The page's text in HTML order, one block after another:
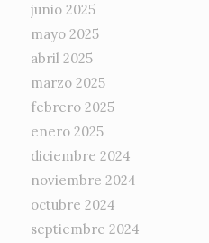
junio 2025
mayo 2025
abril 2025
marzo 2025
febrero 2025
enero 2025
diciembre 2024
noviembre 2024
octubre 2024
septiembre 2024